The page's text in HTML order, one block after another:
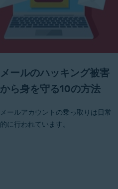
メールのハッキング被害
から身を守る10の方法
メールアカウントの乗っ取りは日常
的に行われています。